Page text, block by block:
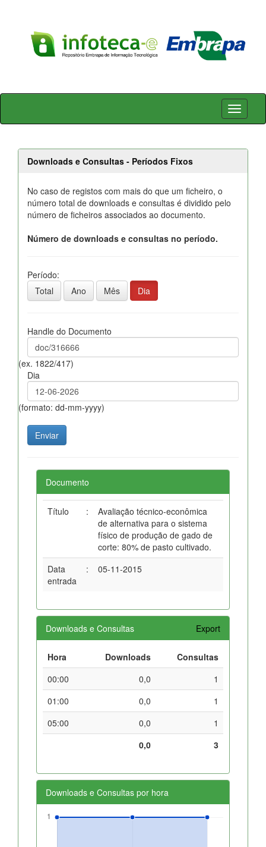
Skip
Downloads e Consultas - Períodos Fixos
No caso de registos com mais do que um ficheiro, o
número total de downloads e consultas é dividido pelo
número de ficheiros associados ao documento.
Número de downloads e consultas no período.
Período:
Total
Ano Mês Dia
Handle do Documento
(ex. 1822/417)
Dia
(formato: dd-mm-yyyy)
Documento
Título :
Avaliação técnico-econômica
de alternativa para o sistema
físico de produção de gado de
corte: 80% de pasto cultivado.
Data
entrada
: 05-11-2015
Downloads e Consultas Export
Hora Downloads
Consultas
00:00
0,0
1
01:00
0,0
1
05:00
0,0
1
0,0
3
Downloads e Consultas por hora